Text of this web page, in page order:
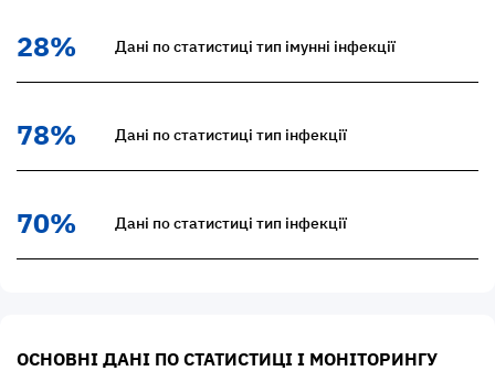
28% Дані по статистиці тип імунні інфекції
78% Дані по статистиці тип інфекції
70% Дані по статистиці тип інфекції
ОСНОВНІ ДАНІ ПО СТАТИСТИЦІ І МОНІТОРИНГУ